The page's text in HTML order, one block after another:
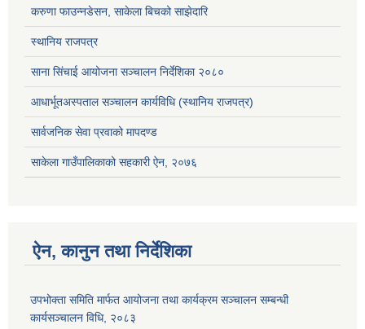
करुणा फाउन्नडेसन, साकेला बिचको साझेदारि
स्थानिय राजपत्र
साना सिंचाई आयोजना सञ्चालन निर्देशिका २०८०
आधार्भूतअस्पताल सञ्चालन कार्यविधि (स्थानिय राजपत्र)
सार्वजनिक सेवा प्रवाको मापदण्ड
साकेला गाउँपालिकाको सहकारी ऐन, २०७६
ऐन, कानुन तथा निर्देशिका
उपभोक्ता समिति मार्फत आयोजना तथा कार्यक्रम सञ्चालन सम्बन्धी
कार्यसञ्चालन विधि, २०८३